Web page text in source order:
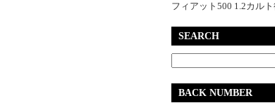
フィアット500 1.2カル
SEARCH
BACK NUMBER